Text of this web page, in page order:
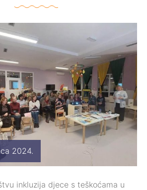
2024.
inkluzija djece s teškoćama u